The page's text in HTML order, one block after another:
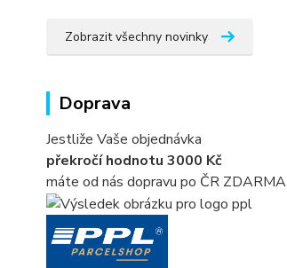
Zobrazit všechny novinky
Doprava
Jestliže Vaše objednávka
překročí hodnotu 3000 Kč
máte od nás dopravu po ČR ZDARMA